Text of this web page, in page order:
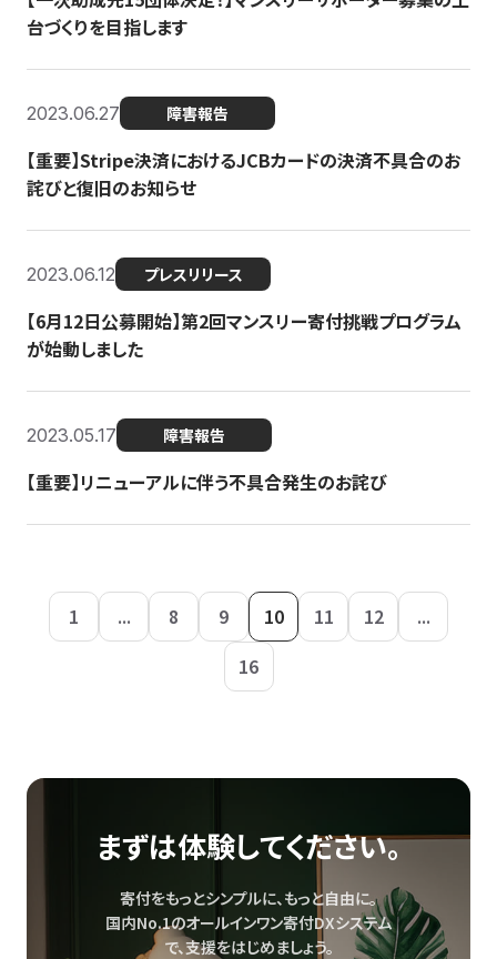
台づくりを目指します
2023.06.27 障害報告
【重要】Stripe決済におけるJCBカードの決済不具合のお
詫びと復旧のお知らせ
2023.06.12 プレスリリース
【6月12日公募開始】第2回マンスリー寄付挑戦プログラム
が始動しました
2023.05.17 障害報告
【重要】リニューアルに伴う不具合発生のお詫び
1 ... 8 9 10 11 12
...
16
まずは体験してください。
寄付をもっとシンプルに、もっと自由に。
国内No.1のオールインワン寄付DXシステム
で、支援をはじめましょう。